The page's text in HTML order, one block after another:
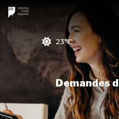
23°C
Demandes